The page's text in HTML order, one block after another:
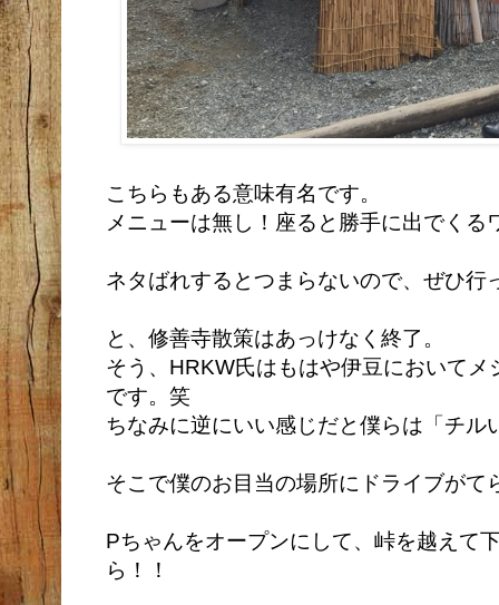
こちらもある意味有名です。
メニューは無し！座ると勝手に出でくる
ネタばれするとつまらないので、ぜひ行
と、修善寺散策はあっけなく終了。
そう、HRKW氏はもはや伊豆において
です。 笑
ちなみに逆にいい感じだと僕らは「チル
そこで僕のお目当の場所にドライブがて
Pちゃんをオープンにして、峠を越えて
ら！！